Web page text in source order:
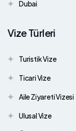
Dubai
Vize Türleri
Turistik Vize
Ticari Vize
Aile Ziyareti Vizesi
Ulusal Vize